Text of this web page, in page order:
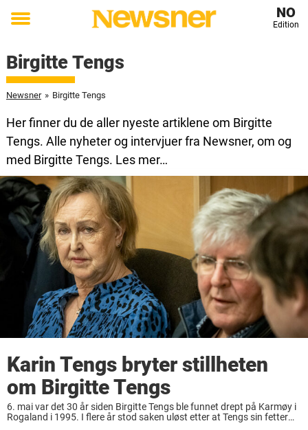
Toggle
NO
Edition
Birgitte Tengs
Newsner » Birgitte Tengs
Her finner du de aller nyeste artiklene om Birgitte
Tengs. Alle nyheter og intervjuer fra Newsner, om og
med Birgitte Tengs. Les mer…
Karin Tengs bryter stillheten
om Birgitte Tengs
6. mai var det 30 år siden Birgitte Tengs ble funnet drept på Karmøy i
Rogaland i 1995. I flere år stod saken uløst etter at Tengs sin fetter